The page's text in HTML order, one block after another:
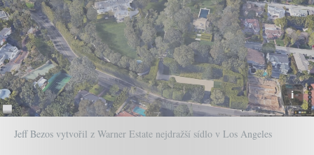
Jeff Bezos vytvořil z Warner Estate nejdražší sídlo v Los Angeles